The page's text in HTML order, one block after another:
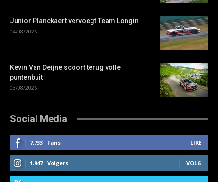
Junior Planckaert vervoegt Team Longin
04/08/2026
Kevin Van Deijne scoort terug volle
puntenbuit
03/08/2026
Social Media
7,733 Fans LIKE
1,947 Volgers VOLG